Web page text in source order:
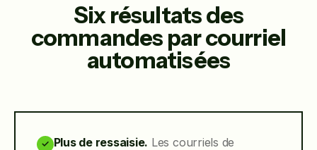
Six résultats des
commandes par courriel
automatisées
✓ Plus de ressaisie. Les courriels de